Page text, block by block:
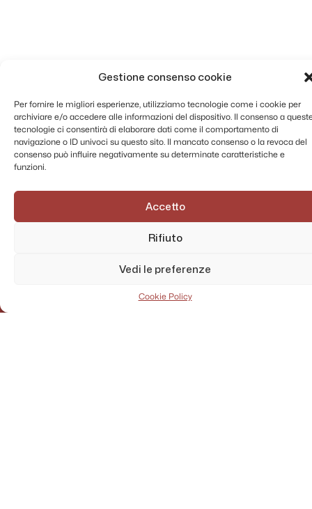
Gestione consenso cookie
Per fornire le migliori esperienze, utilizziamo tecnologie come i cookie per
archiviare e/o accedere alle informazioni del dispositivo. Il consenso a
tecnologie ci consentirà di elaborare dati come il comportamento di
navigazione o ID univoci su questo sito. Il mancato consenso o la revoca del
consenso può influire negativamente su determinate caratteristiche e
funzioni.
Accetto
Rifiuto
Vedi le preferenze
Cookie Policy